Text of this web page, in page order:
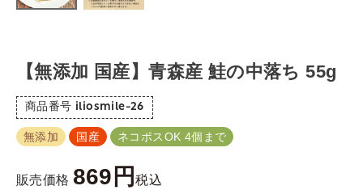
【無添加 国産】青森産 鮭の中落ち 55g
商品番号 iliosmile-26
無添加 国産 ネコポスOK 4個まで
販売価格 869 税込